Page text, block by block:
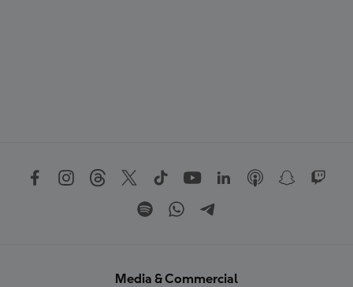
Media & Commercial